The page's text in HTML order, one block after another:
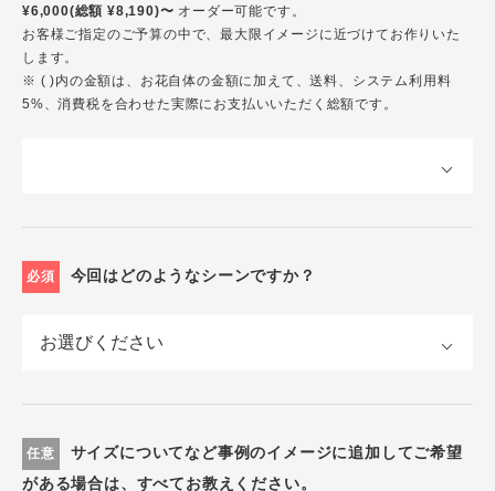
¥6,000(総額 ¥8,190)〜 オーダー可能です。
お客様ご指定のご予算の中で、最大限イメージに近づけてお作りいた
します。
※ ( )内の金額は、お花自体の金額に加えて、送料、システム利用料
5%、消費税を合わせた実際にお支払いいただく総額です。
必須 今回はどのようなシーンですか？
任意
サイズについてなど事例のイメージに追加してご希望
がある場合は、すべてお教えください。